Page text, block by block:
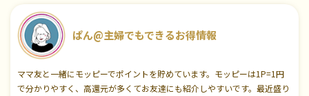
ぱん@主婦でもできるお得情報
ママ友と一緒にモッピーでポイントを貯めています。モッピーは1P=1円
で分かりやすく、高還元が多くてお友達にも紹介しやすいです。最近盛り